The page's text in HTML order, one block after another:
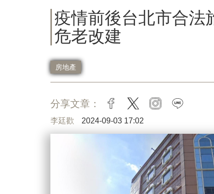
疫情前後台北市合
危老改建
房地產
分享文章： facebook
twitter instagram
李廷歡 2024-09-03 17:02